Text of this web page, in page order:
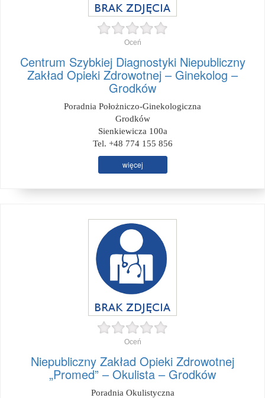
Oceń
Centrum Szybkiej Diagnostyki Niepubliczny
Zakład Opieki Zdrowotnej – Ginekolog –
Grodków
Poradnia Położniczo-Ginekologiczna
Grodków
Sienkiewicza 100a
Tel. +48 774 155 856
więcej
Oceń
Niepubliczny Zakład Opieki Zdrowotnej
„Promed” – Okulista – Grodków
Poradnia Okulistyczna